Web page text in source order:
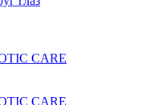
CARE
CARE